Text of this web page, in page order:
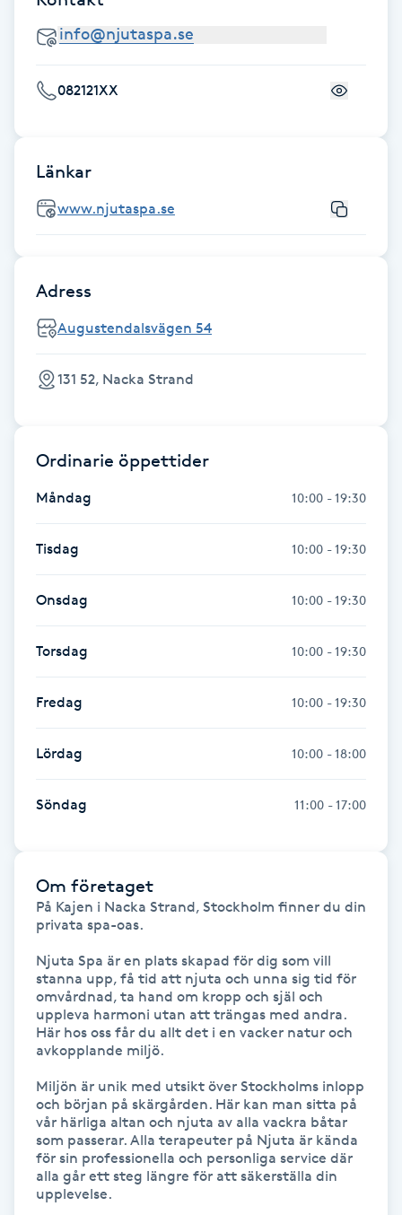
IPL hårborttagning
IR-massage
Kemisk peeling
Keratinbehandling
Kinesiologi
Kiropraktik
Klangmassage
Klippning
Klippning & Slingor
Klippning ungdom
Koppningsmassage
Kostrådgivning
Kroppsinpackning
Kroppspeeling
Käkledsbehandling
Kärlbehandling
Laserbehandling
Lashlift Keratin
082121XX
Länkar
www.njutaspa.se
Adress
Augustendalsvägen 54
131 52, Nacka Strand
Ordinarie öppettider
Måndag 10:00 - 19:30
Tisdag 10:00 - 19:30
Onsdag 10:00 - 19:30
Torsdag 10:00 - 19:30
Fredag 10:00 - 19:30
Lördag 10:00 - 18:00
Söndag 11:00 - 17:00
Om företaget
På Kajen i Nacka Strand, Stockholm finner du din
privata spa-oas.
Njuta Spa är en plats skapad för dig som vill
stanna upp, få tid att njuta och unna sig tid för
omvårdnad, ta hand om kropp och själ och
uppleva harmoni utan att trängas med andra.
Här hos oss får du allt det i en vacker natur och
avkopplande miljö.
Miljön är unik med utsikt över Stockholms inlopp
och början på skärgården. Här kan man sitta på
vår härliga altan och njuta av alla vackra båtar
som passerar. Alla terapeuter på Njuta är kända
för sin professionella och personliga service där
alla går ett steg längre för att säkerställa din
upplevelse.